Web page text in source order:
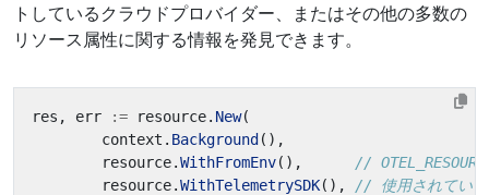
トしているクラウドプロバイダー、またはその他の多数の
リソース属性に関する情報を発見できます。
res , err := resource. New(
context . Background (),
resource.WithFromEnv(),
//
resource.WithTelemetrySDK(),
// 使用されている